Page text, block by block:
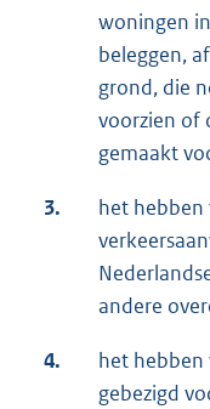
woningen
beleggen,
grond, die
voorzien of
gemaakt
3.
het hebben
andere
4.
het hebben
gebezigd